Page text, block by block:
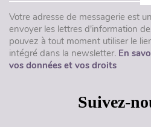
Votre adresse de messagerie est
envoyer les lettres d'information
pouvez à tout moment utiliser le
intégré dans la newsletter. En
vos données et vos droits
Suivez-